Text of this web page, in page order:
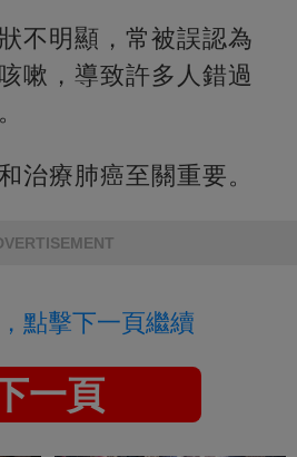
不明顯，常被誤認為
嗽，導致許多人錯過
治療肺癌至關重要。
點擊下一頁繼續
一頁